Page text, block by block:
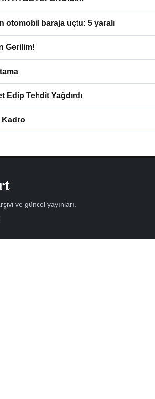
otomobil baraja uçtu: 5 yaralı
Gerilim!
Edip Tehdit Yağdırdı
Kadro
ve güncel yayınları.